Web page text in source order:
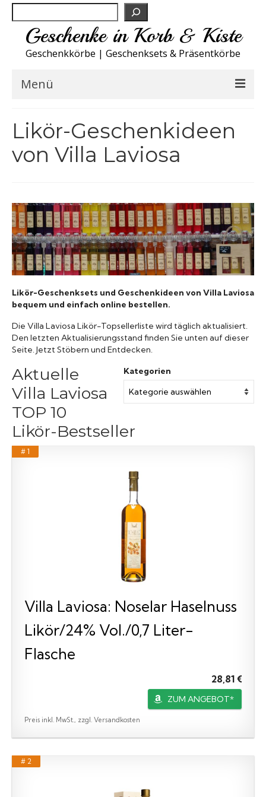
Geschenke in Korb & Kiste
Geschenkkörbe | Geschenksets & Präsentkörbe
Menü
Küche A-Z
Spirituosen
Sport
Wohnen
Likör-Geschenkideen
von Villa Laviosa
Likör-Geschenksets und Geschenkideen von Villa Laviosa
bequem und einfach online bestellen.
Die Villa Laviosa Likör-Topsellerliste wird täglich aktualisiert.
Den letzten Aktualisierungsstand finden Sie unten auf dieser
Seite. Jetzt Stöbern und Entdecken.
Kategorien
Aktuelle
Villa Laviosa
TOP 10
Likör-Bestseller
# 1
Villa Laviosa: Noselar Haselnuss
Likör/24% Vol./0,7 Liter-
Flasche
28,81 €
ZUM ANGEBOT*
Preis inkl. MwSt., zzgl. Versandkosten
# 2